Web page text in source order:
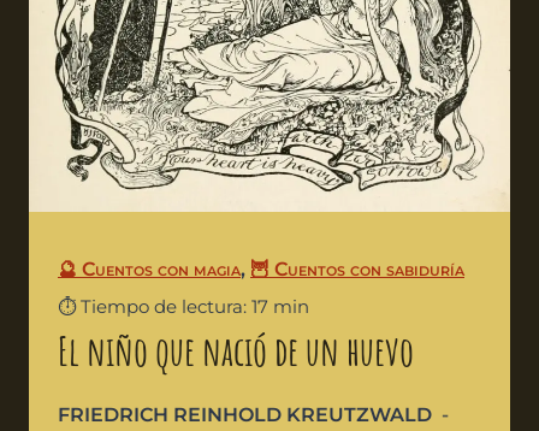
🔮 Cuentos con magia, 🦉 Cuentos con sabiduría
⏱️ Tiempo de lectura: 17 min
El niño que nació de un huevo
FRIEDRICH REINHOLD KREUTZWALD